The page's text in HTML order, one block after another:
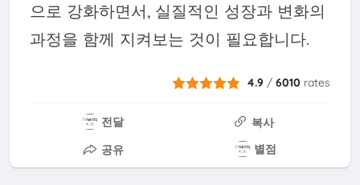
으로 강화하면서, 실질적인 성장과 변화의
과정을 함께 지켜보는 것이 필요합니다.
4.9 /6010 rates
전달
복사
공유
별점